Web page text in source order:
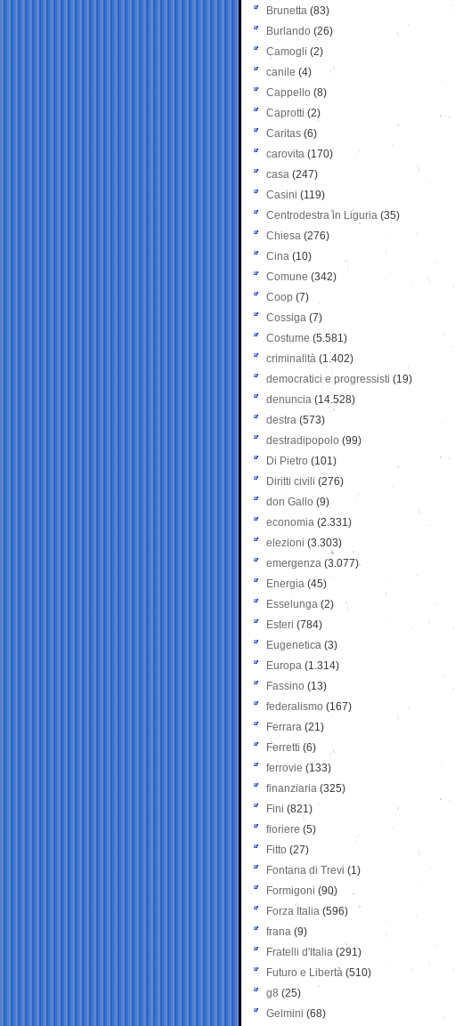
Brunetta (83)
Burlando (26)
Camogli (2)
canile (4)
Cappello (8)
Caprotti (2)
Caritas (6)
carovita (170)
casa (247)
Casini (119)
Centrodestra in Liguria (35)
Chiesa (276)
Cina (10)
Comune (342)
Coop (7)
Cossiga (7)
Costume (5.581)
criminalità (1.402)
democratici e progressisti (19)
denuncia (14.528)
destra (573)
destradipopolo (99)
Di Pietro (101)
Diritti civili (276)
don Gallo (9)
economia (2.331)
elezioni (3.303)
emergenza (3.077)
Energia (45)
Esselunga (2)
Esteri (784)
Eugenetica (3)
Europa (1.314)
Fassino (13)
federalismo (167)
Ferrara (21)
Ferretti (6)
ferrovie (133)
finanziaria (325)
Fini (821)
fioriere (5)
Fitto (27)
Fontana di Trevi (1)
Formigoni (90)
Forza Italia (596)
frana (9)
Fratelli d'Italia (291)
Futuro e Libertà (510)
g8 (25)
Gelmini (68)